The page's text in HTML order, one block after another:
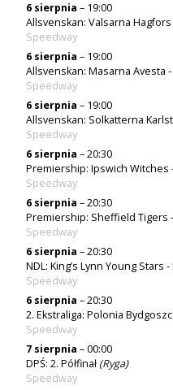
6 sierpnia – 19:00
Allsvenskan: Valsarna
Speedway
6 sierpnia – 19:00
Allsvenskan: Masarna Avesta
Speedway
6 sierpnia – 19:00
Allsvenskan: Solkatterna
Speedway
6 sierpnia – 20:30
Premiership: Ipswich Witches
Speedway
6 sierpnia – 20:30
Premiership: Sheffield Tigers
Speedway
6 sierpnia – 20:30
NDL: King’s Lynn Young Stars
Speedway
6 sierpnia – 20:30
2. Ekstraliga: Polonia
Speedway
7 sierpnia – 00:00
DPŚ: 2. Półfinał(Ryga)
Speedway